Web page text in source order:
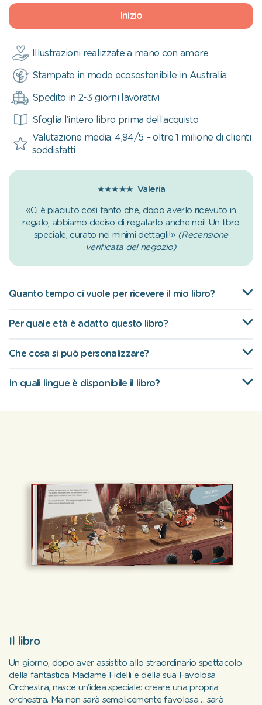
Illustrazioni realizzate a mano con amore
Stampato in modo ecosostenibile in Australia
Spedito in 2-3 giorni lavorativi
Sfoglia l’intero libro prima dell’acquisto
Valutazione media: 4,94/5 – oltre 1 milione di clienti
soddisfatti
Inizio
★★★★★ Valeria
«Ci è piaciuto così tanto che, dopo averlo ricevuto in
regalo, abbiamo deciso di regalarlo anche noi! Un libro
speciale, curato nei minimi dettagli!» (Recensione
verificata del negozio)
Quanto tempo ci vuole per ricevere il mio libro?
Per quale età è adatto questo libro?
Che cosa si può personalizzare?
In quali lingue è disponibile il libro?
Il libro
Un giorno, dopo aver assistito allo straordinario spettacolo
della fantastica Madame Fidelli e della sua Favolosa
Orchestra, nasce un’idea speciale: creare una propria
orchestra. Ma non sarà semplicemente favolosa… sarà